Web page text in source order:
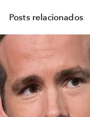
Posts relacionados